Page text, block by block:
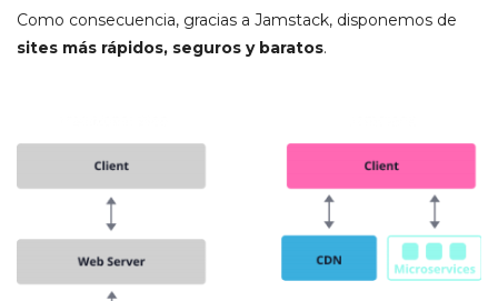
Como consecuencia, gracias a Jamstack, disponemos de
sites más rápidos, seguros y baratos.